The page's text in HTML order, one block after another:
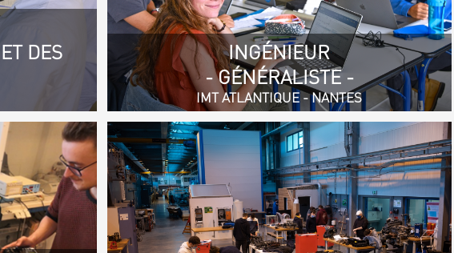
DES
INGÉNIEUR
- GÉNÉRALISTE -
IMT ATLANTIQUE - NANTES